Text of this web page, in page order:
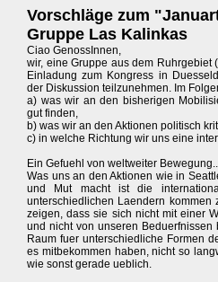
Vorschläge zum
Gruppe Las Kalinkas
Ciao GenossInnen,
wir, eine Gruppe aus dem Ruhrgebiet (
Einladung zum Kongress in
der Diskussion teilzunehmen. Im
a) was wir an den bisherigen
gut finden,
b) was wir an den Aktionen politisch
c) in welche Richtung wir uns eine
Ein Gefuehl von weltweiter
Was uns an den Aktionen wie in
und Mut macht ist die
unterschiedlichen Laendern kommen
zeigen, dass sie sich nicht mit einer
und nicht von unseren Beduerfnissen
Raum fuer unterschiedliche Formen
es mitbekommen haben, nicht so
wie sonst gerade ueblich.